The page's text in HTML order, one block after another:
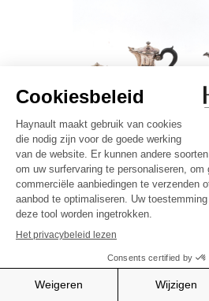
23
TETARD FRÈRES, FRAY,
TETARD Frères, FRAY, THOREL
van zilver, de suikerpot met getorseerde
Frères, hoofd van Minerva en hoofd van
des Orfèvres en hoofd (...)